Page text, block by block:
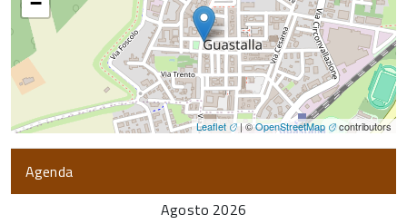
Leaflet | ©OpenStreetMap contributors
Agenda
Agosto 2026